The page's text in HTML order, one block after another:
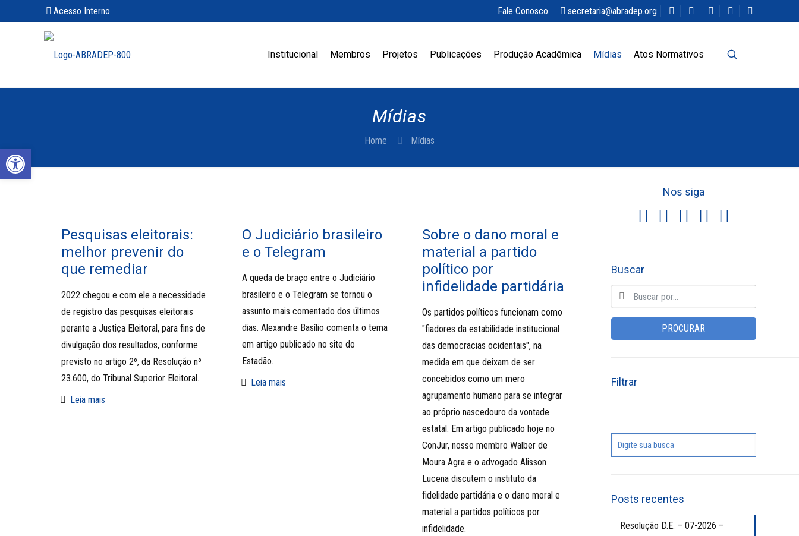
Acesso Interno Fale Conosco secretaria@abradep.org
Institucional Membros Projetos Publicações Produção Acadêmica Mídias Atos Normativos
Mídias
Home Mídias
Pesquisas eleitorais:
melhor prevenir do
que remediar
2022 chegou e com ele a necessidade
de registro das pesquisas eleitorais
perante a Justiça Eleitoral, para fins de
divulgação dos resultados, conforme
previsto no artigo 2º, da Resolução nº
23.600, do Tribunal Superior Eleitoral.
Leia mais
O Judiciário brasileiro
e o Telegram
A queda de braço entre o Judiciário
brasileiro e o Telegram se tornou o
assunto mais comentado dos últimos
dias. Alexandre Basílio comenta o tema
em artigo publicado no site do
Estadão.
Leia mais
Sobre o dano moral e
material a partido
político por
infidelidade partidária
Os partidos políticos funcionam como
"fiadores da estabilidade institucional
das democracias ocidentais", na
medida em que deixam de ser
concebidos como um mero
agrupamento humano para se integrar
ao próprio nascedouro da vontade
estatal. Em artigo publicado hoje no
ConJur, nosso membro Walber de
Moura Agra e o advogado Alisson
Lucena discutem o instituto da
fidelidade partidária e o dano moral e
material a partidos políticos por
infidelidade.
Nos siga
Buscar
PROCURAR
Filtrar
Posts recentes
Resolução D.E. – 07-2026 –
Abrir a barra de ferramentas